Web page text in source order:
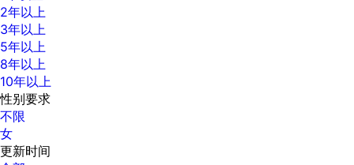
2年以上
3年以上
5年以上
8年以上
10年以上
性别要求
不限
女
更新时间